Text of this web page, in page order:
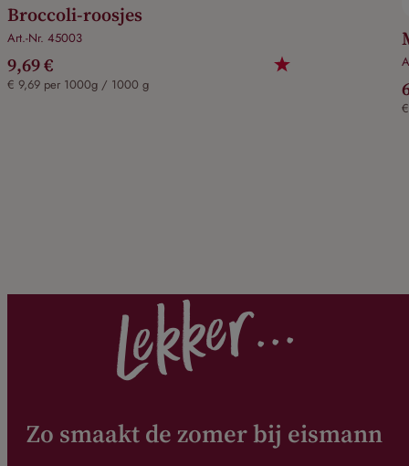
Broccoli-roosjes
Art.-Nr. 45003
9,69 €
€ 9,69 per 1000g / 1000 g
Lekker...
Zo smaakt de zomer bij eismann